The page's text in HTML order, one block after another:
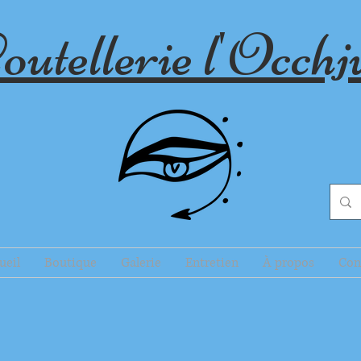
Boutique Galerie Entretien À propos